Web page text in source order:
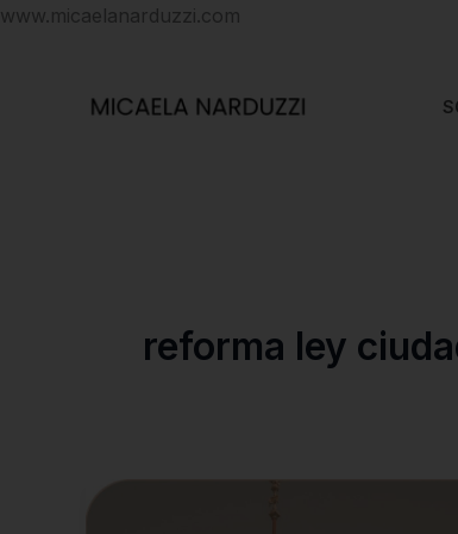
www.micaelanarduzzi.com
reforma ley